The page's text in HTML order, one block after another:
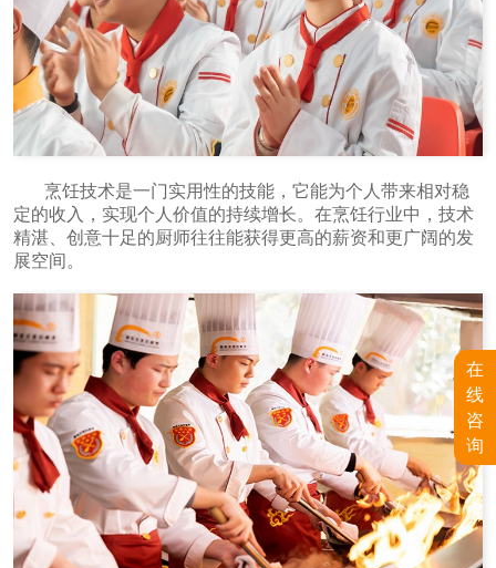
烹饪技术是一门实用性的技能，它能为个人带来相对稳
定的收入，实现个人价值的持续增长。在烹饪行业中，技术
精湛、创意十足的厨师往往能获得更高的薪资和更广阔的发
展空间。
在
线
咨
询